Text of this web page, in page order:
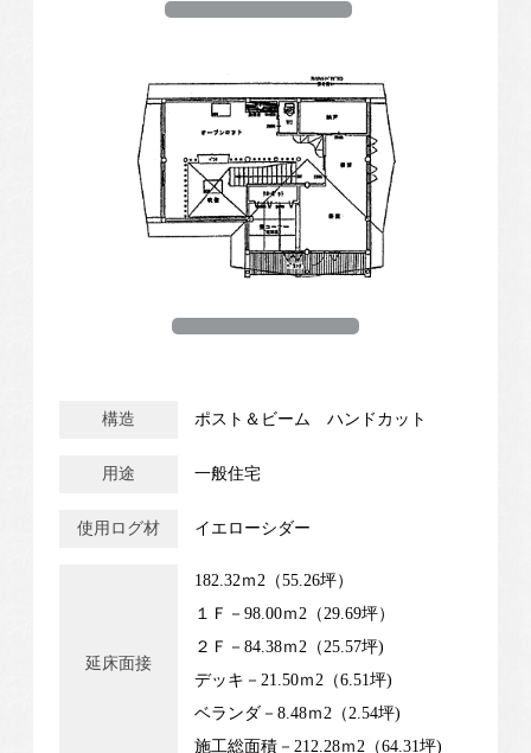
構造 ポスト＆ビーム ハンドカット
用途 一般住宅
使用ログ材 イエローシダー
延床面接
182.32ｍ2（55.26坪）
１Ｆ－98.00ｍ2（29.69坪）
２Ｆ－84.38ｍ2（25.57坪)
デッキ－21.50ｍ2（6.51坪)
ベランダ－8.48ｍ2（2.54坪)
施工総面積－212.28ｍ2（64.31坪)